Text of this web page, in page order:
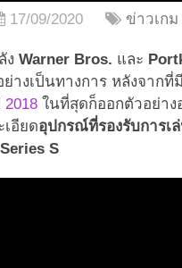
17/09/2020 ข่าวเกม
ง Warner Bros. และ
ย่างเป็นทางการ หลังจาก
2018 ในที่สุดก็ออกตัวอย่าง
อียดอุปกรณ์ที่รองรับการเ
S